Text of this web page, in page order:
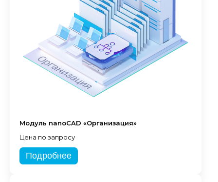
Модуль nanoCAD «Организация»
Цена по запросу
Подробнее